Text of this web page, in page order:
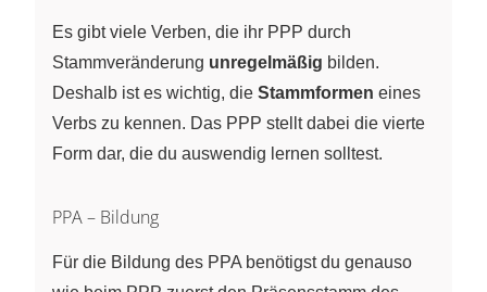
Es gibt viele Verben, die ihr PPP durch
Stammveränderung unregelmäßig bilden.
Deshalb ist es wichtig, die Stammformen eines
Verbs zu kennen. Das PPP stellt dabei die vierte
Form dar, die du auswendig lernen solltest.
PPA – Bildung
Für die Bildung des PPA benötigst du genauso